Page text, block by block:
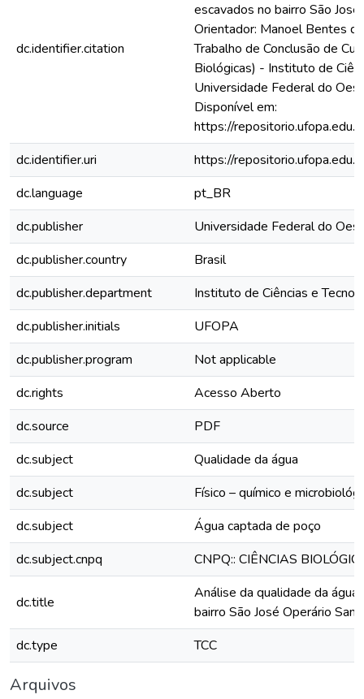
dc.identifier.citation
escavados no bairro São
Orientador: Manoel Bentes
Trabalho de Conclusão de
Biológicas) - Instituto de
Universidade Federal do
Disponível em:
https://
dc.identifier.uri
https://
dc.language
pt_BR
dc.publisher
Universidade Federal do
dc.publisher.country
Brasil
dc.publisher.department
Instituto de Ciências e
dc.publisher.initials
UFOPA
dc.publisher.program
Not applicable
dc.rights
Acesso Aberto
dc.source
PDF
dc.subject
Qualidade da água
dc.subject
Físico – químico e
dc.subject
Água captada de poço
dc.subject.cnpq
CNPQ:: CIÊNCIAS
dc.title
Análise da qualidade da
bairro São José Operário
dc.type
TCC
Arquivos